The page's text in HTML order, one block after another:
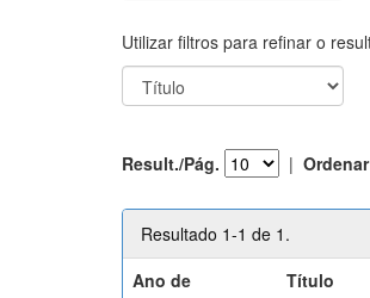
Utilizar filtros para refinar o
Result./Pág. |
Resultado 1-1 de 1.
Ano de
Título